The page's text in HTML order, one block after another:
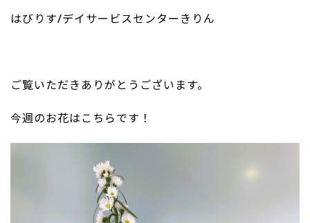
はびりす/デイサービスセンターきりん
ご覧いただきありがとうございます。
今週のお花はこちらです！